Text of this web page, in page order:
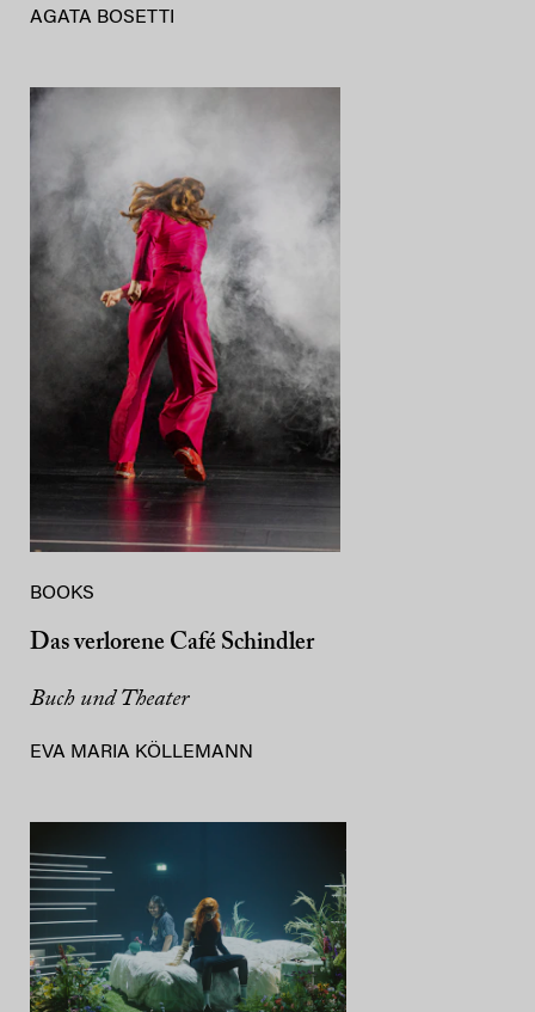
AGATA BOSETTI
BOOKS
Das verlorene Café Schindler
Buch und Theater
EVA MARIA KÖLLEMANN